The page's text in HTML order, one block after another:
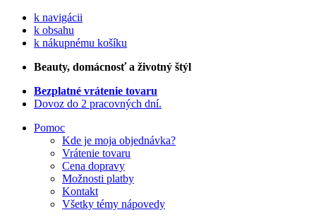
k navigácii
k obsahu
k nákupnému košíku
Beauty, domácnosť a životný štýl
Bezplatné vrátenie tovaru
Dovoz do 2 pracovných dní.
Pomoc
Kde je moja objednávka?
Vrátenie tovaru
Cena dopravy
Možnosti platby
Kontakt
Všetky témy nápovedy